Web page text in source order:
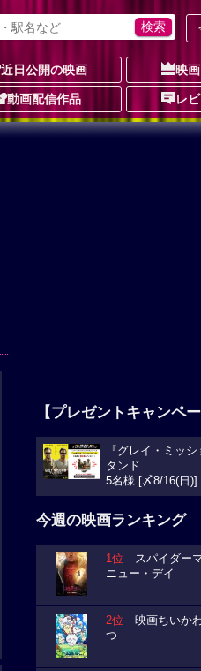
近日公開の映画 映
動画配信作品 レ
【プレゼントキャンペ
『グレイ・ミッ
タンド
5名様 [〆8/16(日)]
今週の映画ランキング
1位 スパイダー
ニュー・デイ
2位 映画ちいか
つ